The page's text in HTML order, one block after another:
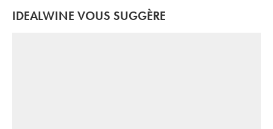
IDEALWINE VOUS SUGGÈRE